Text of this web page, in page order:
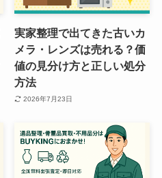
実家整理で出てきた古いカ
メラ・レンズは売れる？価
値の見分け方と正しい処分
方法
2026年7月23日